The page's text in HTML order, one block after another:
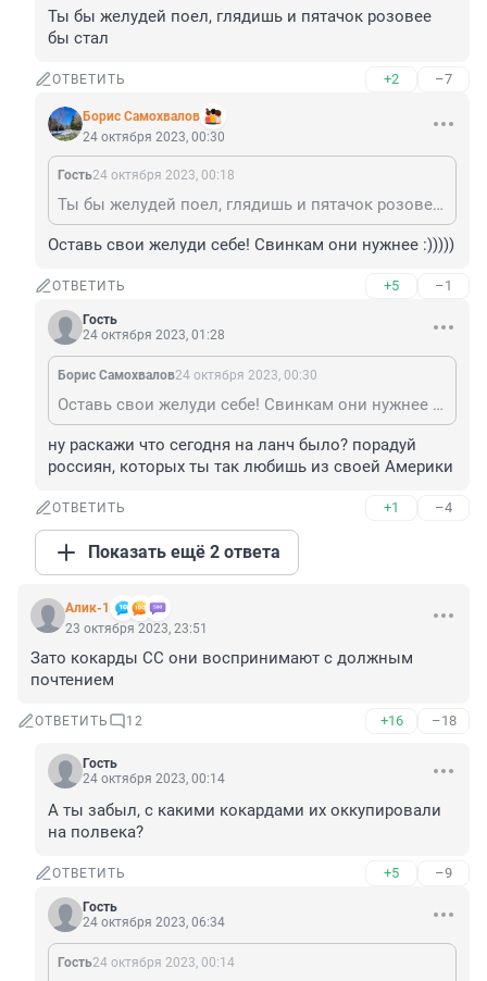
Ты бы желудей поел, глядишь и пятачок розовее
бы стал
ОТВЕТИТЬ +2 –7
Борис Самохвалов
24 октября 2023, 00:30
Гость24 октября 2023, 00:18
Ты бы желудей поел, глядишь и пятачок розовее бы стал
Оставь свои желуди себе! Свинкам они нужнее :)))))
ОТВЕТИТЬ +5 –1
Гость
24 октября 2023, 01:28
Борис Самохвалов24 октября 2023, 00:30
Оставь свои желуди себе! Свинкам они нужнее :)))))
ну раскажи что сегодня на ланч было? порадуй
россиян, которых ты так любишь из своей Америки
ОТВЕТИТЬ +1 –4
Показать ещё 2 ответа
Алик-1
23 октября 2023, 23:51
Зато кокарды СС они воспринимают с должным
почтением
ОТВЕТИТЬ 12 +16 –18
Гость
24 октября 2023, 00:14
А ты забыл, с какими кокардами их оккупировали
на полвека?
ОТВЕТИТЬ +5 –9
Гость
24 октября 2023, 06:34
Гость24 октября 2023, 00:14